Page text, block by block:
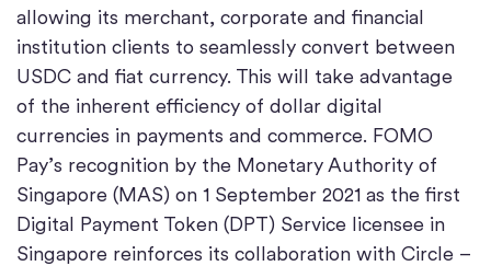
allowing its merchant, corporate and financial
institution clients to seamlessly convert between
USDC and fiat currency. This will take advantage
of the inherent efficiency of dollar digital
currencies in payments and commerce. FOMO
Pay’s recognition by the Monetary Authority of
Singapore (MAS) on 1 September 2021 as the first
Digital Payment Token (DPT) Service licensee in
Singapore reinforces its collaboration with Circle –